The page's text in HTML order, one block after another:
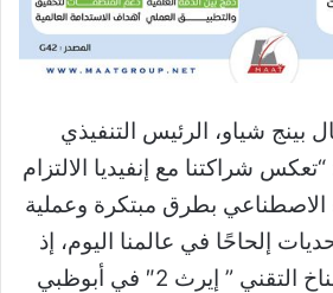
بينج شياو، الرئيس التنفيذي
“جي 42″: “تعكس شراكتنا مع إنفيديا الالتزام
الاصطناعي بطرق مبتكرة وعملية
إلحاحًا في عالمنا اليوم، إذ
يتيح إنشاء مختبر المناخ التقني ” إيرث 2″ في أبوظبي